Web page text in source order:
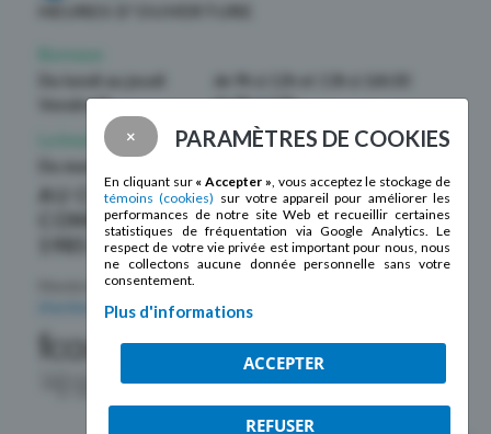
Vendredi
de 9h à 12h
La boutique La Mosaïque
Du mardi au samedi
AU CŒUR DE LA
COMMUNAUTÉ DEPUIS
Membre de laFédération des centres
d’action bénévole du Québec
× PARAMÈTRES DE COOKIES
En cliquant sur « Accepter », vous acceptez le stockage de
témoins (cookies) sur votre appareil pour améliorer les
performances de notre site Web et recueillir certaines
statistiques de fréquentation via Google Analytics. Le
respect de votre vie privée est important pour nous, nous
ne collectons aucune donnée personnelle sans votre
consentement.
Plus d'informations
ACCEPTER
REFUSER